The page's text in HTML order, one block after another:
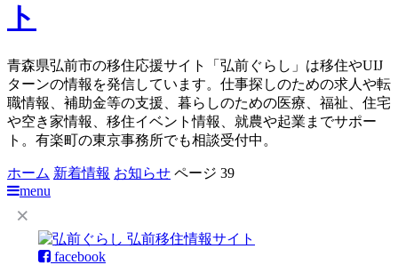
ト
青森県弘前市の移住応援サイト「弘前ぐらし」は移住やUIJ
ターンの情報を発信しています。仕事探しのための求人や転
職情報、補助金等の支援、暮らしのための医療、福祉、住宅
や空き家情報、移住イベント情報、就農や起業までサポー
ト。有楽町の東京事務所でも相談受付中。
ホーム 新着情報 お知らせ ページ 39
menu
facebook